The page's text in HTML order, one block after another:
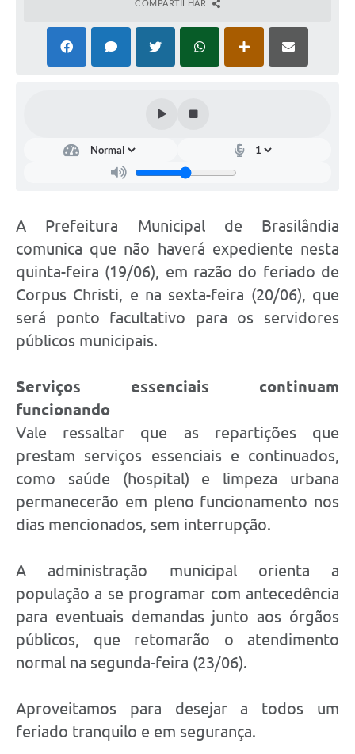
PNAB (Política Nacional Aldir Blanc)
Agenda
COMPARTILHAR
A Prefeitura Municipal de Brasilândia
comunica que não haverá expediente nesta
quinta-feira (19/06), em razão do feriado de
Corpus Christi, e na sexta-feira (20/06), que
será ponto facultativo para os servidores
públicos municipais.
Serviços essenciais continuam
funcionando
Vale ressaltar que as repartições que
prestam serviços essenciais e continuados,
como saúde (hospital) e limpeza urbana
permanecerão em pleno funcionamento nos
dias mencionados, sem interrupção.
A administração municipal orienta a
população a se programar com antecedência
para eventuais demandas junto aos órgãos
públicos, que retomarão o atendimento
normal na segunda-feira (23/06).
Aproveitamos para desejar a todos um
feriado tranquilo e em segurança.